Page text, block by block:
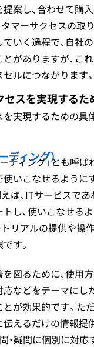
案し、合わせて購
マーサクセスの取
いく過程で、自社
がありますが、こ
ルにつながります。
セスを実現するた
実現するための具
ディング）
ディング」とも呼ば
いこなせるように
ば、ITサービスであ
し、使いこなせる
リアルの提供や操
す。
図るために、使用方
などをテーマにし
が効果的です。た
えるだけの情報提
・疑問に個別に対